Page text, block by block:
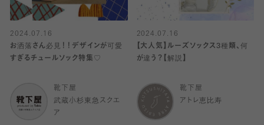
2024.07.16
お洒落さん必見！！デザインが可愛
すぎるチュールソック特集♡
靴下屋
武蔵小杉東急スクエ
ア
2024.07.16
【大人気】ルーズソックス3種類、何
が違う？【解説】
靴下屋
アトレ恵比寿